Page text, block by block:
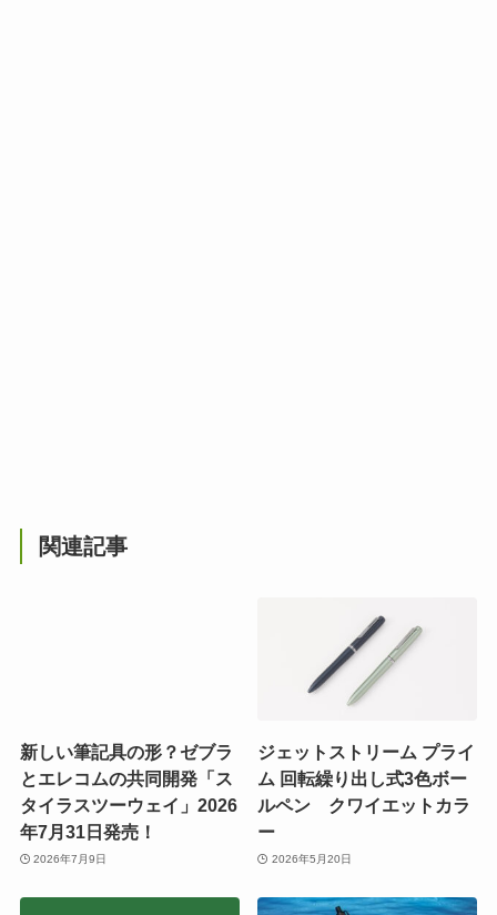
関連記事
新しい筆記具の形？ゼブラ
とエレコムの共同開発「ス
タイラスツーウェイ」2026
年7月31日発売！
2026年7月9日
ジェットストリーム プライ
ム 回転繰り出し式3色ボー
ルペン クワイエットカラ
ー
2026年5月20日